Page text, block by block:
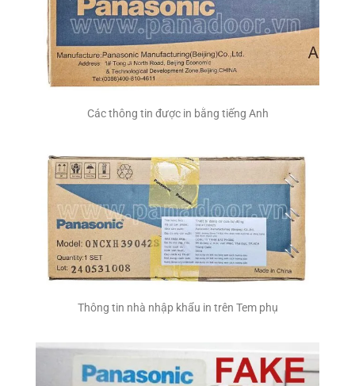
Các thông tin được in bằng tiếng Anh
Thông tin nhà nhập khẩu in trên Tem phụ